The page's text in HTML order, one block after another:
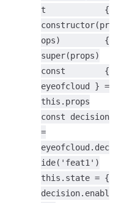
t {
constructor(pr
ops) {
super(props)
const {
eyeofcloud } =
this.props
const decision
=
eyeofcloud.dec
ide('feat1')
this.state = {
decision.enabl